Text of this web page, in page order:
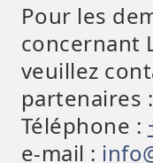
Pour les
concernant
veuillez
partenaires :
Téléphone :
e-mail :